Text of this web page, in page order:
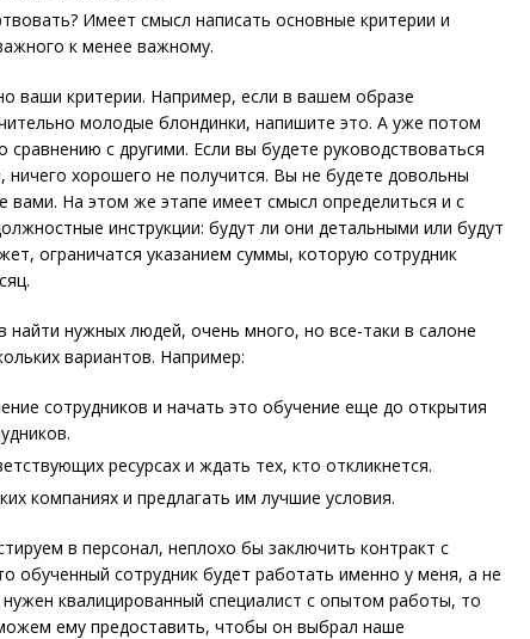
Имеет смысл написать основные критерии и
к менее важному.
ваши критерии. Например, если в вашем образе
молодые блондинки, напишите это. А уже потом
с другими. Если вы будете руководствоваться
хорошего не получится. Вы не будете довольны
вами. На этом же этапе имеет смысл определиться и с
инструкции: будут ли они детальными или бу­дут
ограничатся указанием суммы, которую сотрудник
найти нужных людей, очень много, но все-таки в салоне
вариантов. Например:
сотрудников и начать это обучение еще до открытия
ресурсах и ждать тех, кто откликнется.
компаниях и предлагать им лучшие условия.
в персонал, неплохо бы заключить контракт с
обученный сотрудник будет работать именно у меня, а не
нужен квалицированный специалист с опытом работы, то
ему предоставить, чтобы он выбрал наше